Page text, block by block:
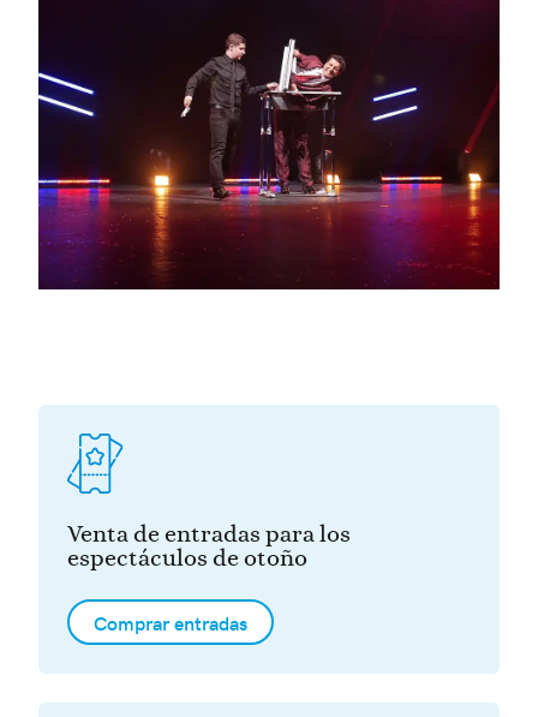
Venta de entradas para los
espectáculos de otoño
Comprar entradas